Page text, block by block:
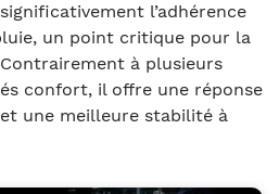
l’adhérence
un point critique pour la
à plusieurs
confort, il offre une réponse
une meilleure stabilité à